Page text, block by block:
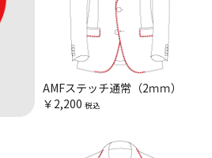
AMFステッチ通常（2ｍｍ）
￥2,200 税込